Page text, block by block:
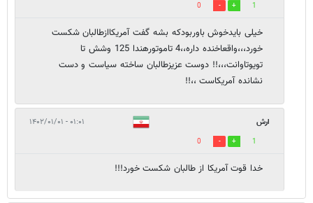
1
0
خیلی بایدخوش باوربودکه بشه گفت آمریکاازطالبان شکست
خورد،،،واقعاخنده داره،،4 تاموتورهندا 125 وشش تا
تویوتاوانت،،،!! دوست عزیزطالبان ساخته سیاست و دست
نشانده آمریکاست ،،!!
ارش ۰۱:۰۱ - ۱۴۰۲/۰۱/۰۱
1
0
خدا قوت آمریکا از طالبان شکست خورد!!!